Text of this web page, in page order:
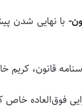
با نهایی شدن
قانون، کریم
فوق‌العاده